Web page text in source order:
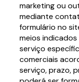
marketing ou
mediante
formulário no
meios
serviço
comerciais
serviço, prazo,